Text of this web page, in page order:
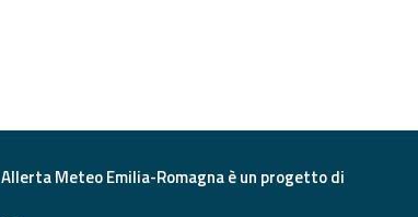
Allerta Meteo Emilia-Romagna è un progetto di